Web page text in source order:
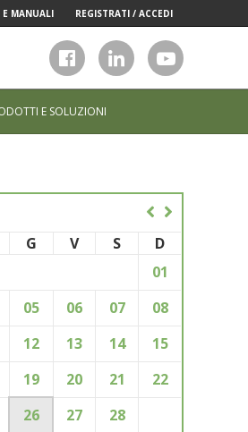
E MANUALI REGISTRATI / ACCEDI
E SOLUZIONI
G V S
D
01
05 06 07
08
12 13 14
15
19 20 21
22
26 27 28